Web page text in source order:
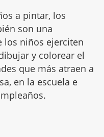
a pintar, los
son una
los niños ejerciten
y colorear el
que más atraen a
en la escuela e